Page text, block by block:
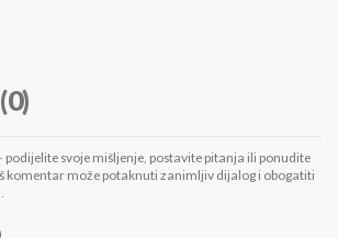
(0)
podijelite svoje mišljenje, postavite pitanja ili ponudite
komentar može potaknuti zanimljiv dijalog i obogatiti